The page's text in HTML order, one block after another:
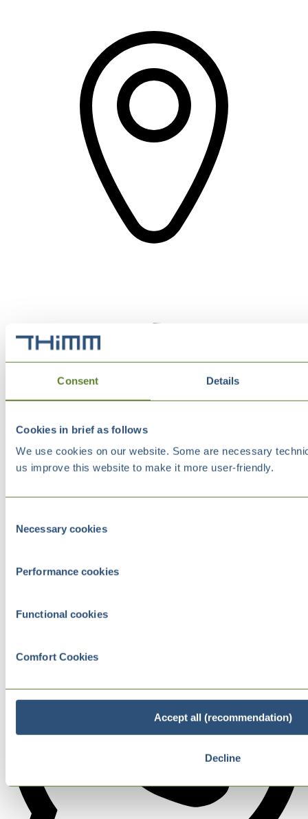
Consent Details
Cookies in brief as follows
We use cookies on our website. Some are necessary
us improve this website to make it more user-friendly.
Selection
Necessary cookies
Performance cookies
Functional cookies
Comfort Cookies
Accept all (recommendation)
Decline